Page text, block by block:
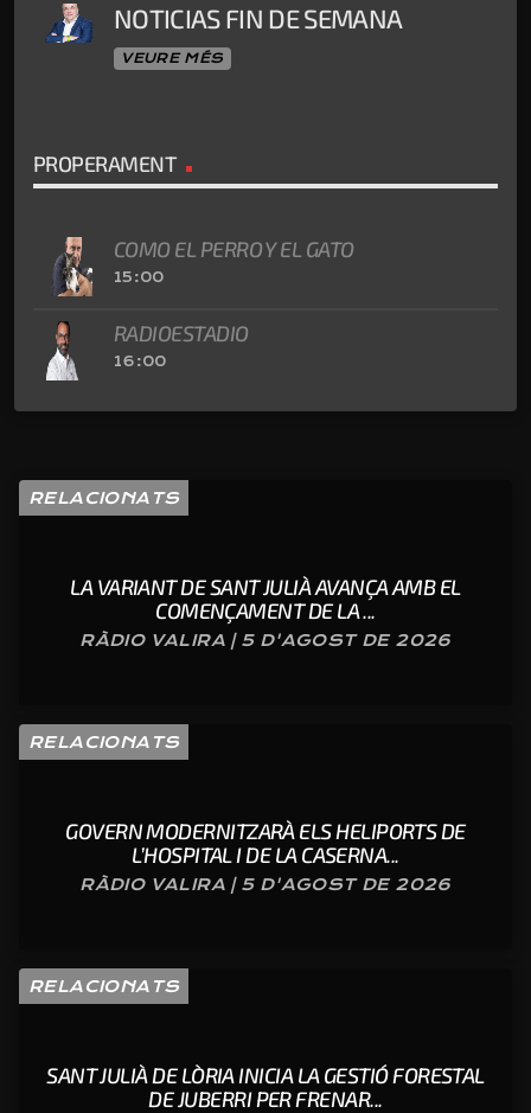
NOTICIAS FIN DE SEMANA
VEURE MÉS
PROPERAMENT
COMO EL PERRO Y EL GATO
15:00
RADIOESTADIO
16:00
RELACIONATS
LA VARIANT DE SANT JULIÀ AVANÇA AMB EL
COMENÇAMENT DE LA ...
RÀDIO VALIRA | 5 D'AGOST DE 2026
RELACIONATS
GOVERN MODERNITZARÀ ELS HELIPORTS DE
L’HOSPITAL I DE LA CASERNA...
RÀDIO VALIRA | 5 D'AGOST DE 2026
RELACIONATS
SANT JULIÀ DE LÒRIA INICIA LA GESTIÓ FORESTAL
DE JUBERRI PER FRENAR...